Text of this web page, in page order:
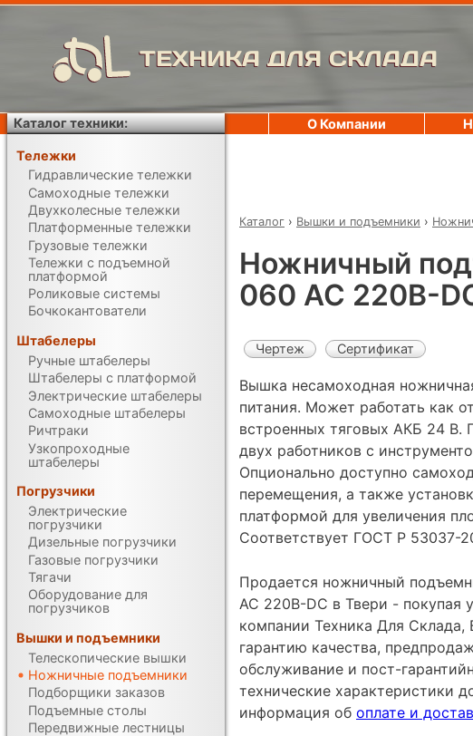
ТЕХНИКА ДЛЯ СКЛАДА
Каталог › Вышки и подъемники ›
Ножничный
060 AC 220В-
Чертеж Сертификат
Вышка несамоходная
питания. Может работать как
встроенных тяговых АКБ 24 В.
двух работников с
Опционально доступно
перемещения, а также
платформой для увеличения
Соответствует ГОСТ Р 53037-
Продается ножничный
AC 220В-DC в Твери - покупая
компании Техника Для Склада,
гарантию качества,
обслуживание и пост-
технические характеристики
информация об оплате и
О Компании
Каталог техники:
Тележки
Гидравлические тележки
Самоходные тележки
Двухколесные тележки
Платформенные тележки
Грузовые тележки
Тележки с подъемной
платформой
Роликовые системы
Бочкокантователи
Штабелеры
Ручные штабелеры
Штабелеры с платформой
Электрические штабелеры
Самоходные штабелеры
Ричтраки
Узкопроходные
штабелеры
Погрузчики
Электрические
погрузчики
Дизельные погрузчики
Газовые погрузчики
Тягачи
Оборудование для
погрузчиков
Вышки и подъемники
Телескопические вышки
Ножничные подъемники
Подборщики заказов
Подъемные столы
Передвижные лестницы